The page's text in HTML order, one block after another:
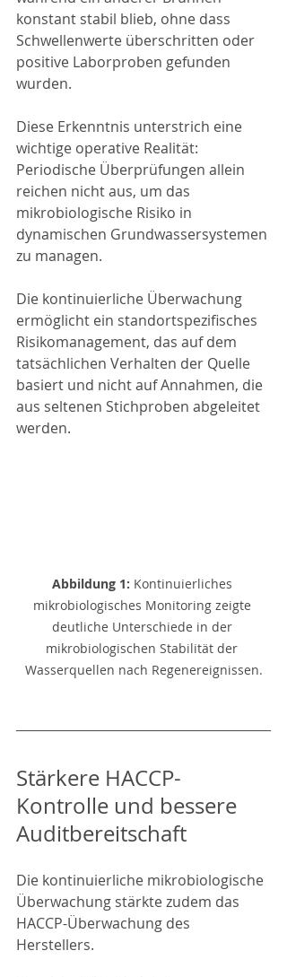
konstant stabil blieb, ohne dass
Schwellenwerte überschritten oder
positive Laborproben gefunden
wurden.
Diese Erkenntnis unterstrich eine
wichtige operative Realität:
Periodische Überprüfungen allein
reichen nicht aus, um das
mikrobiologische Risiko in
dynamischen Grundwassersystemen
zu managen.
Die kontinuierliche Überwachung
ermöglicht ein standortspezifisches
Risikomanagement, das auf dem
tatsächlichen Verhalten der Quelle
basiert und nicht auf Annahmen, die
aus seltenen Stichproben abgeleitet
werden.
Abbildung 1: Kontinuierliches
mikrobiologisches Monitoring zeigte
deutliche Unterschiede in der
mikrobiologischen Stabilität der
Wasserquellen nach Regenereignissen.
Stärkere HACCP-
Kontrolle und bessere
Auditbereitschaft
Die kontinuierliche mikrobiologische
Überwachung stärkte zudem das
HACCP-Überwachung des
Herstellers.